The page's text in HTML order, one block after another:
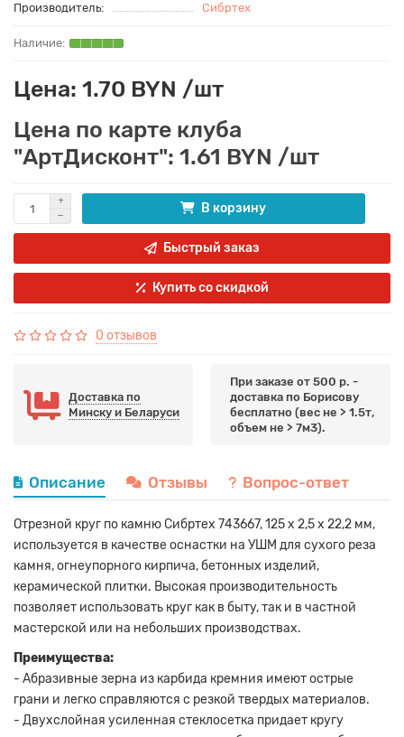
Производитель:
Сибртех
Цена: 1.70 BYN /шт
Цена по карте клуба
"АртДисконт": 1.61 BYN /шт
В корзину
Быстрый заказ
Купить со скидкой
0 отзывов
Доставка по
Минску и Беларуси
При заказе от 500 р. -
доставка по Борисову
бесплатно (вес не > 1.5т,
объем не > 7м3).
Описание Отзывы Вопрос-ответ
Отрезной круг по камню Сибртех 743667, 125 х 2,5 х 22,2 мм,
используется в качестве оснастки на УШМ для сухого реза
камня, огнеупорного кирпича, бетонных изделий,
керамической плитки. Высокая производительность
позволяет использовать круг как в быту, так и в частной
мастерской или на небольших производствах.
Преимущества:
- Абразивные зерна из карбида кремния имеют острые
грани и легко справляются с резкой твердых материалов.
- Двухслойная усиленная стеклосетка придает кругу